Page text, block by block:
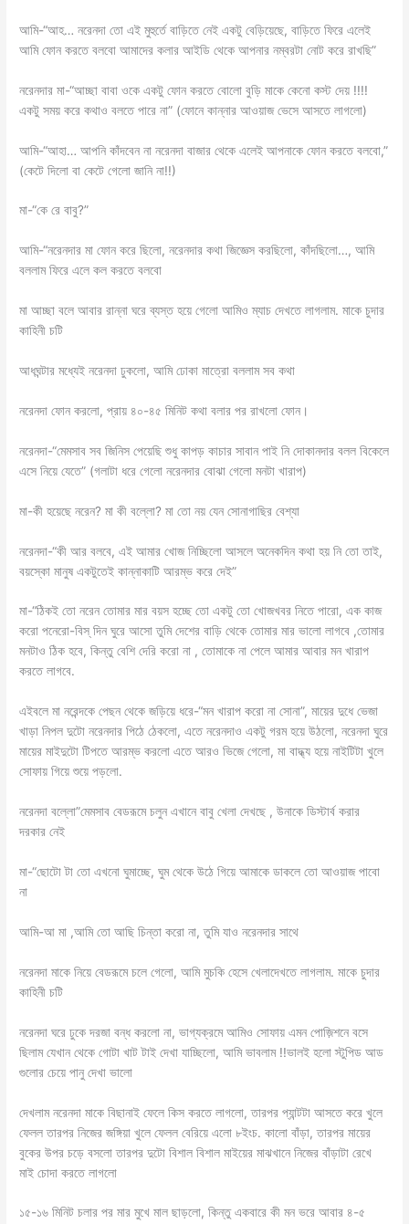
আমি-“আহ… নরেনদা তো এই মুহুর্তে বাড়িতে নেই একটু বেড়িয়েছে, বাড়িতে ফিরে এলেই
আমি ফোন করতে বলবো আমাদের কলার আইডি থেকে আপনার নম্বরটা নোট করে রাখছি”
নরেনদার মা-“আচ্ছা বাবা ওকে একটু ফোন করতে বোলো বুড়ি মাকে কেনো কস্ট দেয় !!!!
একটু সময় করে কথাও বলতে পারে না” (ফোনে কান্নার আওয়াজ ভেসে আসতে লাগলো)
আমি-“আহা… আপনি কাঁদবেন না নরেনদা বাজার থেকে এলেই আপনাকে ফোন করতে বলবো,”
(কেটে দিলো বা কেটে গেলো জানি না!!)
মা-“কে রে বাবু?”
আমি-“নরেনদার মা ফোন করে ছিলো, নরেনদার কথা জিজ্ঞেস করছিলো, কাঁদছিলো…, আমি
বললাম ফিরে এলে কল করতে বলবো
মা আচ্ছা বলে আবার রান্না ঘরে ব্যস্ত হয়ে গেলো আমিও ম্যাচ দেখতে লাগলাম. মাকে চুদার
কাহিনী চটি
আধঘন্টার মধ্যেই নরেনদা ঢুকলো, আমি ঢোকা মাত্রো বললাম সব কথা
নরেনদা ফোন করলো, প্রায় ৪০-৪৫ মিনিট কথা বলার পর রাখলো ফোন।
নরেনদা-“মেমসাব সব জিনিস পেয়েছি শুধু কাপড় কাচার সাবান পাই নি দোকানদার বলল বিকেলে
এসে নিয়ে যেতে” (গলাটা ধরে গেলো নরেনদার বোঝা গেলো মনটা খারাপ)
মা-কী হয়েছে নরেন? মা কী বল্লো? মা তো নয় যেন সোনাগাছির বেশ্যা
নরেনদা-“কী আর বলবে, এই আমার খোজ নিচ্ছিলো আসলে অনেকদিন কথা হয় নি তো তাই,
বয়স্কো মানুষ একটুতেই কান্নাকাটি আরম্ভ করে দেই”
মা-“ঠিকই তো নরেন তোমার মার বয়স হচ্ছে তো একটু তো খোজখবর নিতে পারো, এক কাজ
করো পনেরো-বিস্ দিন ঘুরে আসো তুমি দেশের বাড়ি থেকে তোমার মার ভালো লাগবে ,তোমার
মনটাও ঠিক হবে, কিন্তু বেশি দেরি করো না , তোমাকে না পেলে আমার আবার মন খারাপ
করতে লাগবে.
এইবলে মা নরেন্দকে পেছন থেকে জড়িয়ে ধরে-“মন খারাপ করো না সোনা”, মায়ের দুধে ভেজা
খাড়া নিপল দুটো নরেনদার পিঠে ঠেকলো, এতে নরেনদাও একটু গরম হয়ে উঠলো, নরেনদা ঘুরে
মায়ের মাইদুটো টিপতে আরম্ভ করলো এতে আরও ভিজে গেলো, মা বাদ্ধ্য হয়ে নাইটিটা খুলে
সোফায় গিয়ে শুয়ে পড়লো.
নরেনদা বল্লো”মেমসাব বেডরূমে চলুন এখানে বাবু খেলা দেখছে , উনাকে ডিস্টার্ব করার
দরকার নেই
মা-“ছোটো টা তো এখনো ঘুমাচ্ছে, ঘুম থেকে উঠে গিয়ে আমাকে ডাকলে তো আওয়াজ পাবো
না
আমি-আ মা ,আমি তো আছি চিন্তা করো না, তুমি যাও নরেনদার সাথে
নরেনদা মাকে নিয়ে বেডরূমে চলে গেলো, আমি মুচকি হেসে খেলাদেখতে লাগলাম. মাকে চুদার
কাহিনী চটি
নরেনদা ঘরে ঢুকে দরজা বন্ধ করলো না, ভাগ্যক্রমে আমিও সোফায় এমন পোজ়িশনে বসে
ছিলাম যেখান থেকে গোটা খাট টাই দেখা যাচ্ছিলো, আমি ভাবলাম !!ভালই হলো স্টুপিড আড
গুলোর চেয়ে পানু দেখা ভালো
দেখলাম নরেনদা মাকে বিছানাই ফেলে কিস করতে লাগলো, তারপর প্যান্টটা আসতে করে খুলে
ফেলল তারপর নিজের জঙ্গিয়া খুলে ফেলল বেরিয়ে এলো ৮ইংচ. কালো বাঁড়া, তারপর মায়ের
বুকের উপর চড়ে বসলো তারপর দুটো বিশাল বিশাল মাইয়ের মাঝখানে নিজের বাঁড়াটা রেখে
মাই চোদা করতে লাগলো
১৫-১৬ মিনিট চলার পর মার মুখে মাল ছাড়লো, কিন্তু একবারে কী মন ভরে আবার ৪-৫